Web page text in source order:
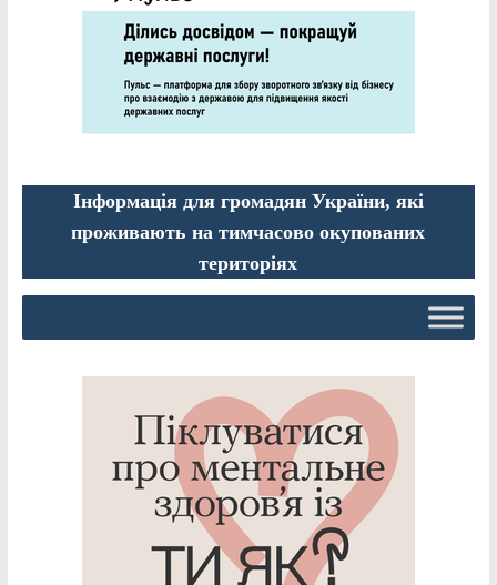
Інформація для громадян України, які
проживають на тимчасово окупованих
територіях